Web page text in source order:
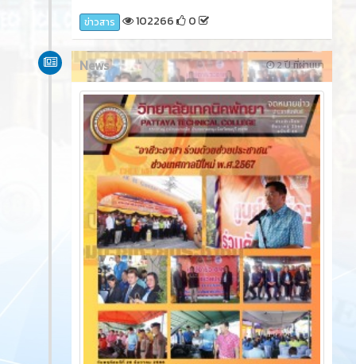
ข่าวสาร 102266 0
2 ปี ที่ผ่านมา
News